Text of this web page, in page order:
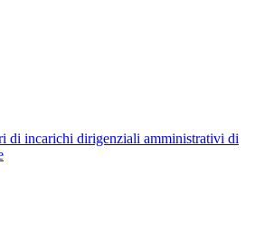
di incarichi dirigenziali amministrativi di